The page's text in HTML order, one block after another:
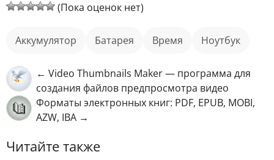
(Пока оценок нет)
аккумулятор батарея время Ноутбук
← Video Thumbnails Maker — программа для
создания файлов предпросмотра видео
Форматы электронных книг: PDF, EPUB, MOBI,
AZW, IBA →
Читайте также